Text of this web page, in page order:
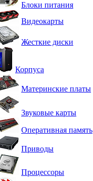
Блоки питания
Видеокарты
Жесткие диски
Корпуса
Материнские платы
Звуковые карты
Оперативная память
Приводы
Процессоры